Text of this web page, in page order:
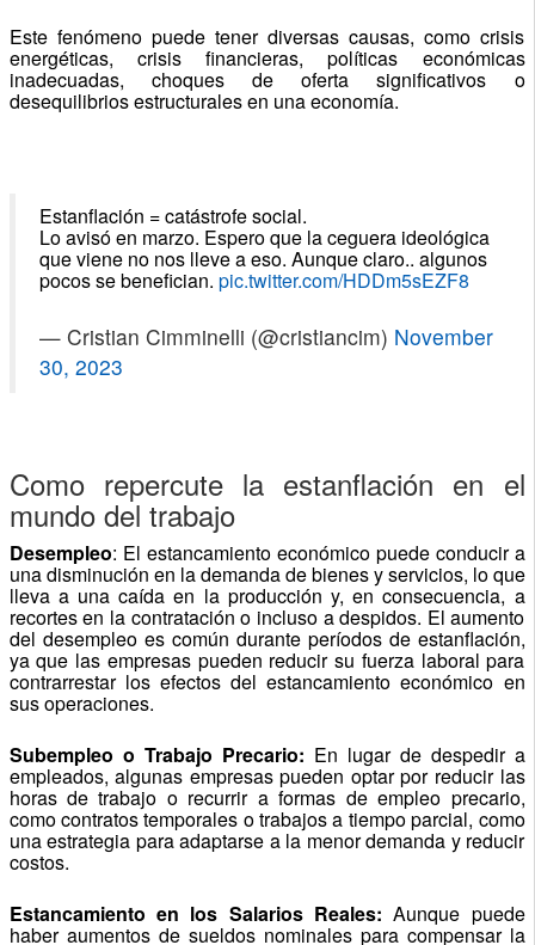
Este fenómeno puede tener diversas causas, como crisis
energéticas, crisis financieras, políticas económicas
inadecuadas, choques de oferta significativos o
desequilibrios estructurales en una economía.
Estanflación = catástrofe social.
Lo avisó en marzo. Espero que la ceguera ideológica
que viene no nos lleve a eso. Aunque claro.. algunos
pocos se benefician. pic.twitter.com/HDDm5sEZF8
— Cristian Cimminelli (@cristiancim) November
30, 2023
Como repercute la estanflación en el
mundo del trabajo
Desempleo: El estancamiento económico puede conducir a
una disminución en la demanda de bienes y servicios, lo que
lleva a una caída en la producción y, en consecuencia, a
recortes en la contratación o incluso a despidos. El aumento
del desempleo es común durante períodos de estanflación,
ya que las empresas pueden reducir su fuerza laboral para
contrarrestar los efectos del estancamiento económico en
sus operaciones.
Subempleo o Trabajo Precario: En lugar de despedir a
empleados, algunas empresas pueden optar por reducir las
horas de trabajo o recurrir a formas de empleo precario,
como contratos temporales o trabajos a tiempo parcial, como
una estrategia para adaptarse a la menor demanda y reducir
costos.
Estancamiento en los Salarios Reales: Aunque puede
haber aumentos de sueldos nominales para compensar la